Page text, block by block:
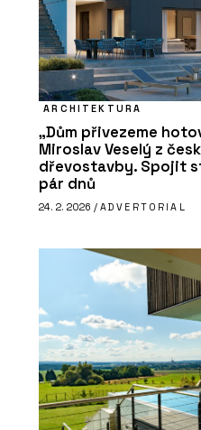
ARCHITEKTURA
„Dům přivezeme
Miroslav Veselý z
dřevostavby. Spojit
pár dnů
24. 2. 2026 / ADVERTORIAL